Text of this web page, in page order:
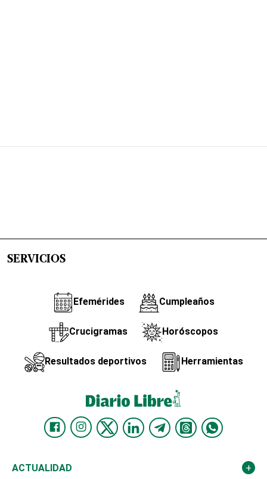
SERVICIOS
Efemérides Cumpleaños
Crucigramas Horóscopos
Resultados deportivos Herramientas
ACTUALIDAD